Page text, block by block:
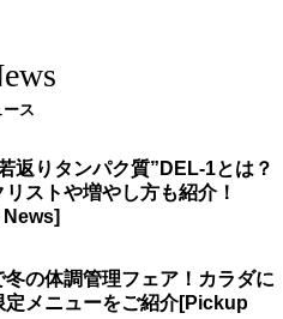
ス
返りタンパク質”DEL-1とは？
ストや増やし方も紹介！
冬の体調管理フェア！カラダに
定メニューをご紹介